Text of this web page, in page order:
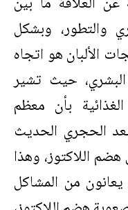
والتطور، وبشكل
الألبان هو اتجاه
حيث تشير
بأن معظم
الحجري الحديث
اللاكتوز، وهذا
من المشاكل